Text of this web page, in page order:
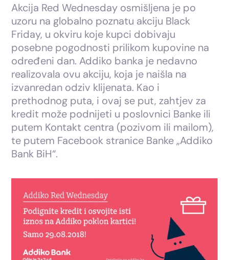
Akcija Red Wednesday osmišljena je po
uzoru na globalno poznatu akciju Black
Friday, u okviru koje kupci dobivaju
posebne pogodnosti prilikom kupovine na
određeni dan. Addiko banka je nedavno
realizovala ovu akciju, koja je naišla na
izvanredan odziv klijenata. Kao i
prethodnog puta, i ovaj se put, zahtjev za
kredit može podnijeti u poslovnici Banke ili
putem Kontakt centra (pozivom ili mailom),
te putem Facebook stranice Banke „Addiko
Bank BiH“.